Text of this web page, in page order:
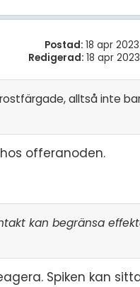
Postad: 18 apr
Redigerad: 18 apr
alltså inte
offeranoden.
kan begränsa
Spiken kan